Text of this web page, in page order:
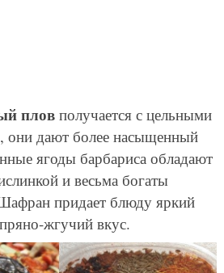
пловполучается с цельными
они дают более насыщенный
ягоды барбариса обладают
и весьма богаты
придает блюду яркий
жгучий вкус.